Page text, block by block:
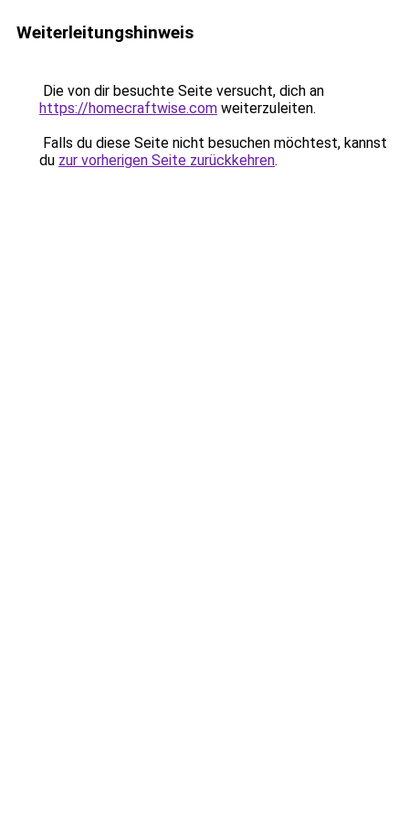
Weiterleitungshinweis
Die von dir besuchte Seite versucht, dich an
https://homecraftwise.com weiterzuleiten.
Falls du diese Seite nicht besuchen möchtest, kannst
du zur vorherigen Seite zurückkehren.